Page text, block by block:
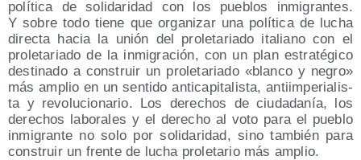
polí­ti­ca de soli­da­ri­dad con los pue­blos inmi­gran­tes.
Y sobre todo tie­ne que orga­ni­zar una polí­ti­ca de lucha
direc­ta hacia la unión del pro­le­ta­ria­do ita­liano con el
pro­le­ta­ria­do de la inmi­gra­ción, con un plan estra­té­gi­co
des­ti­na­do a cons­truir un pro­le­ta­ria­do «blan­co y negro»
más amplio en un sen­ti­do anti­ca­pi­ta­lis­ta, anti­im­pe­ria­lis­
ta y revo­lu­cio­na­rio. Los dere­chos de ciu­da­da­nía, los
dere­chos labo­ra­les y el dere­cho al voto para el pue­blo
inmi­gran­te no solo por soli­da­ri­dad, sino tam­bién para
cons­truir un fren­te de lucha pro­le­ta­rio más amplio.